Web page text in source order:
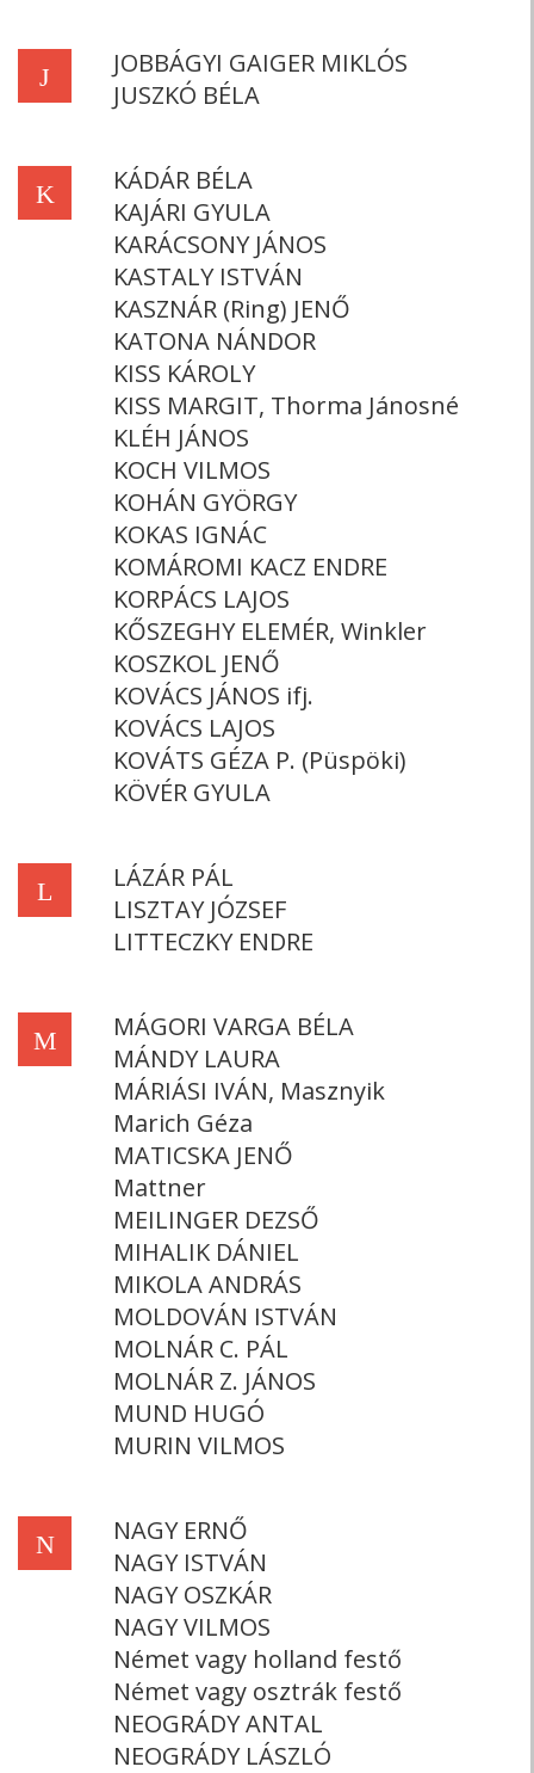
J
JOBBÁGYI GAIGER MIKLÓS
JUSZKÓ BÉLA
K
KÁDÁR BÉLA
KAJÁRI GYULA
KARÁCSONY JÁNOS
KASTALY ISTVÁN
KASZNÁR (Ring) JENŐ
KATONA NÁNDOR
KISS KÁROLY
KISS MARGIT, Thorma Jánosné
KLÉH JÁNOS
KOCH VILMOS
KOHÁN GYÖRGY
KOKAS IGNÁC
KOMÁROMI KACZ ENDRE
KORPÁCS LAJOS
KŐSZEGHY ELEMÉR, Winkler
KOSZKOL JENŐ
KOVÁCS JÁNOS ifj.
KOVÁCS LAJOS
KOVÁTS GÉZA P. (Püspöki)
KÖVÉR GYULA
L
LÁZÁR PÁL
LISZTAY JÓZSEF
LITTECZKY ENDRE
M
MÁGORI VARGA BÉLA
MÁNDY LAURA
MÁRIÁSI IVÁN, Masznyik
Marich Géza
MATICSKA JENŐ
Mattner
MEILINGER DEZSŐ
MIHALIK DÁNIEL
MIKOLA ANDRÁS
MOLDOVÁN ISTVÁN
MOLNÁR C. PÁL
MOLNÁR Z. JÁNOS
MUND HUGÓ
MURIN VILMOS
N
NAGY ERNŐ
NAGY ISTVÁN
NAGY OSZKÁR
NAGY VILMOS
Német vagy holland festő
Német vagy osztrák festő
NEOGRÁDY ANTAL
NEOGRÁDY LÁSZLÓ